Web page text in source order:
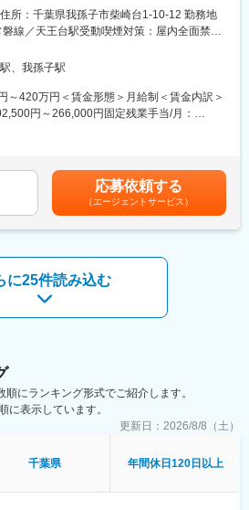
める業務
をカバーしている当社では担当エリアを決
ようにアポイントやスケジュールの調整を
社頂く千葉の営業所では基本的に遠方への
れる方のご応募お待ちしております。
っていてよかった。〇〇さんが勧めてくれ
活や治療費のことを心配せずに治療に専念
感謝されることが多く、自分の仕事に誇り
販売及び顧客管理を中心とした提案業務を
。
客様訪問、又、来店のお客様の契約内容確
契約手続きをします。
期フォロー
ランニングのご相談／ご提案
応
／自動車／火災／傷害／生保
東京海上日動火災保険、東京海上日動火災
て： まずは、既存顧客の更改業務への同行
継ぎを通じて業務を習得いただきます。
ングや、契約内容の見直しを行う際に、お
お話を伺い、必要に応じてご提案します。
お客様もいらっしゃいます。 こちらから働
れるため、深耕に努めていただきます。
ニケーションを大切にしております。
程度、基本的には対面で行い、お客様の希望
て面談を行います。
車で30～1時間程度の移動範囲がメイン
所：千葉県我孫子市柴崎台1-10-12 勤務地
線／天王台駅受動喫煙対策：屋内全面禁煙
める事業所
、我孫子駅
～420万円＜賃金形態＞月給制＜賃金内訳＞
円～266,000円固定残業手当/月：
1回（3月）※決算賞与あり賃金はあくまでも
考を通じて上下する可能性があります。月
含めた表記です。
応募依頼する
（エージェントサービス）
に25件読み込む
にランキング形式でご紹介します。
に表示しています。
更新日： 2026/8/8（土）
千葉県 年間休日120日以上